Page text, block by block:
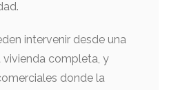
intervenir desde una
vivienda completa, y
donde la